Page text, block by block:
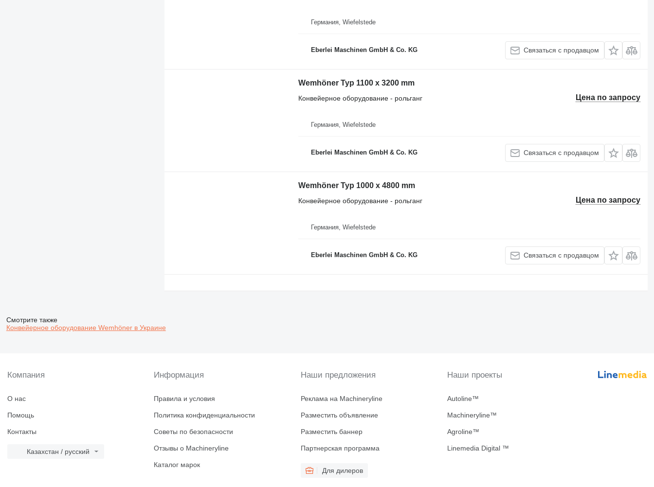
Германия, Wiefelstede
Eberlei Maschinen GmbH & Co. KG Связаться с продавцом
Wemhöner Typ 1100 x 3200 mm
Цена по запросу
Конвейерное оборудование - рольганг
Германия, Wiefelstede
Eberlei Maschinen GmbH & Co. KG Связаться с продавцом
Wemhöner Typ 1000 x 4800 mm
Цена по запросу
Конвейерное оборудование - рольганг
Германия, Wiefelstede
Eberlei Maschinen GmbH & Co. KG Связаться с продавцом
Смотрите также
Конвейерное оборудование Wemhöner в Украине
Компания
О нас
Помощь
Контакты
Казахстан / русский
Информация
Правила и условия
Политика конфиденциальности
Советы по безопасности
Отзывы о Machineryline
Каталог марок
Наши предложения
Реклама на Machineryline
Разместить объявление
Разместить баннер
Партнерская программа
Для дилеров
Наши проекты
Autoline™
Machineryline™
Agroline™
Linemedia Digital ™